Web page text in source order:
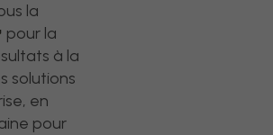
la
pour la
à la
solutions
en
pour